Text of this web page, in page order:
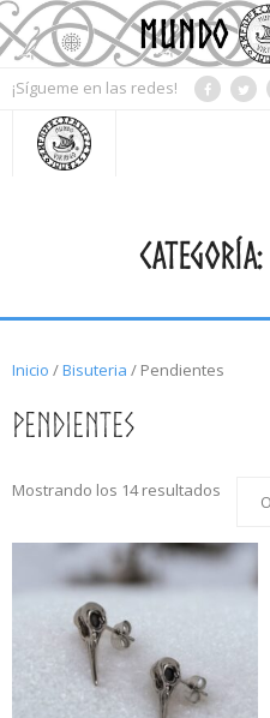
¡Sígueme en las redes!
Blog
Mitología
Más
0,00€
¿Qué son las Runas?
CATEGORÍA:
Inicio /Bisuteria / Pendientes
Pendientes
Mostrando los 14 resultados